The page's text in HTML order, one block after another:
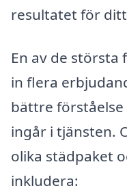
resultatet för
En av de största
in flera
bättre
ingår i tjänsten.
olika städpaket
inkludera: